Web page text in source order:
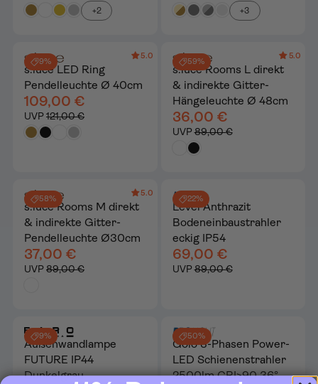
+2 +3
9%
5.0
s.luce LED Ring
Pendelleuchte Ø 40cm
109,00 €
UVP 121,00 €
59%
5.0
s.luce Rooms L direkt
& indirekte Gitter-
Hängeleuchte Ø 48cm
36,00 €
UVP89,00 €
58%
5.0
s.luce Rooms M direkt
& indirekte Gitter-
Pendelleuchte Ø30cm
37,00 €
UVP 89,00 €
22%
Level Anthrazit
Bodeneinbaustrahler
eckig IP54
69,00 €
UVP89,00 €
9%
Außenwandlampe
FUTURE IP44
Dunkelgrau
50%
Golo 3-Phasen Power-
LED Schienenstrahler
2500lm CRI>90 36°